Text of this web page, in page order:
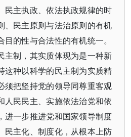
民主执政、依法执政规律的时
、民主原则与法治原则的有机
的性与合法性的有机统一。
主制，其实质体现为是一种新
这种以科学的民主制为实质精
须把坚持党的领导同尊重客观
人民民主、实施依法治党和依
进一步推进党和国家领导制度
民主化、制度化，从根本上防